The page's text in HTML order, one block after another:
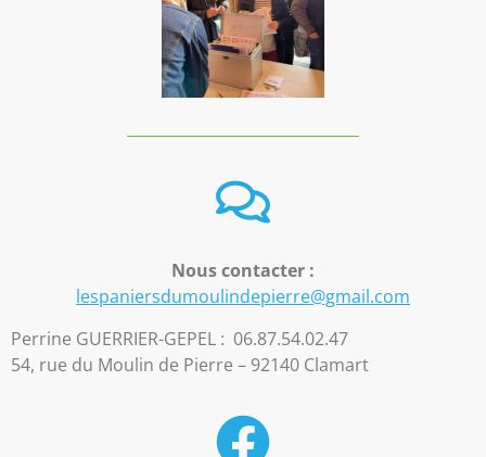
Nous contacter :
lespaniersdumoulindepierre@gmail.com
Perrine GUERRIER-GEPEL : 06.87.54.02.47
54, rue du Moulin de Pierre – 92140 Clamart